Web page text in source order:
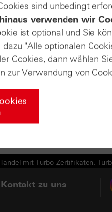
mit Turbo-Zertifikaten.
zu uns
sind unbedingt
verwenden wir
ist optional und Sie
"Alle optionalen
Cookies, dann wählen
zur Verwendung von